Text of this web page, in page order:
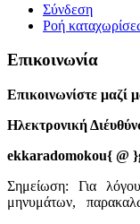
Σύνδεση
Ροή
Επικοινωνία
Επικοινωνίστε μαζί
Ηλεκτρονική
ekkaradomokou{ @
Σημείωση: Για
μηνυμάτων, παρακαλώ